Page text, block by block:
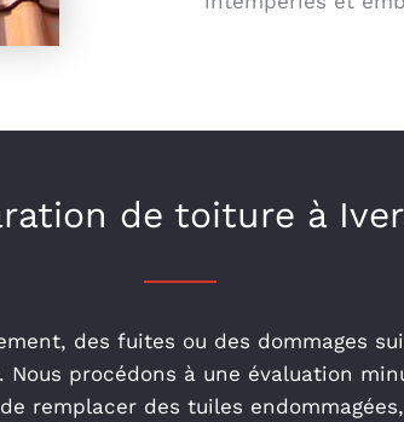
de toiture à
des fuites ou des dommages
procédons à une évaluation
remplacer des tuiles